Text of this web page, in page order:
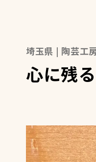
埼玉県 | 陶芸工
心に残